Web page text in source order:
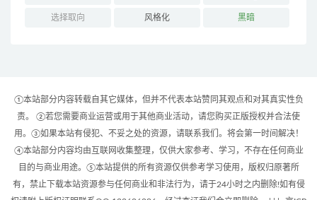
选择取向 风格化 黑暗
①本站部分内容转载自其它媒体，但并不代表本站赞同其观点和对其真实性负
责。 ②若您需要商业运营或用于其他商业活动，请您购买正版授权并合法使
用。③如果本站有侵犯、不妥之处的资源，请联系我们。将会第一时间解决！
④本站部分内容均由互联网收集整理，仅供大家参考、学习，不存在任何商业
目的与商业用途。⑤本站提供的所有资源仅供参考学习使用，版权归原著所
有，禁止下载本站资源参与任何商业和非法行为，请于24小时之内删除!如有侵